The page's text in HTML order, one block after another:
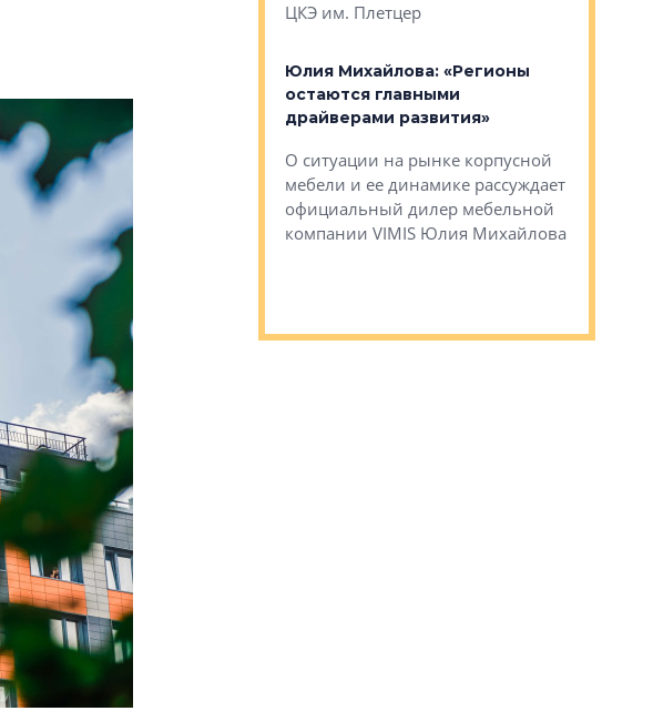
апарты, которые еще больше
приблизятся к гостиничному
уровню сервиса, уверены в УК
КЕЙПОРТ
ЦКЭ им. Плетцер
Юлия Михайлова: «Регионы
остаются главными
драйверами развития»
О ситуации на рынке корпусной
мебели и ее динамике рассуждает
официальный дилер мебельной
компании VIMIS Юлия Михайлова